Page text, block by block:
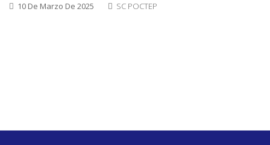
10 De Marzo De 2025 SC POCTEP